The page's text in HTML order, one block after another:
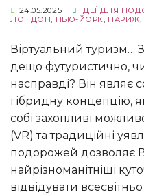
24.05.2025 ІДЕЇ ​​ДЛЯ
ЛОНДОН, НЬЮ-ЙОРК, ПАРИЖ,
Віртуальний туризм… Звучить інтригуюче та
дещо футуристично,
насправді? Він являє
гібридну концепцію,
собі захопливі
(VR) та традиційні
подорожей дозволяє
найрізноманітніші
відвідувати